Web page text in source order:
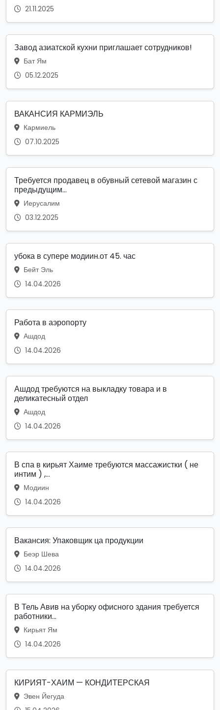
21.11.2025
Завод азиатской кухни приглашает сотрудников!
Бат Ям
05.12.2025
ВАКАНСИЯ КАРМИЭЛЬ
Кармиель
07.10.2025
Требуется продавец в обувный сетевой магазин с
предыдущим...
Иерусалим
03.12.2025
убока в супере модиин.от 45. час
Бейт Эль
14.04.2026
Работа в аэропорту
Ашдод
14.04.2026
Ашдод требуются на выкладку товара и в
деликатесный отдел
Ашдод
14.04.2026
В спа в кирьят Хаиме требуются массажистки ( не
интим ) ,...
Модиин
14.04.2026
Вакансия: Упаковщик ца продукции
Беэр Шева
14.04.2026
В Тель Авив на уборку офисного здания требуется
работники...
Кирьят Ям
14.04.2026
КИРИЯТ-ХАИМ — КОНДИТЕРСКАЯ
Эвен Йегуда